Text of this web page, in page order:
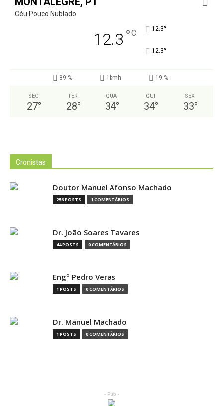
Céu Pouco Nublado
12.3 °C 12.3°
12.3°
89 % 1kmh 19 %
SEG
27°
TER
28°
QUA
34°
QUI
34°
SEX
33°
Cronistas
Doutor Manuel Afonso Machado
256 POSTS 1 COMENTÁRIOS
Dr. João Soares Tavares
44 POSTS 0 COMENTÁRIOS
Engº Pedro Veras
1 POSTS 0 COMENTÁRIOS
Dr. Manuel Machado
1 POSTS 0 COMENTÁRIOS
- Pub -